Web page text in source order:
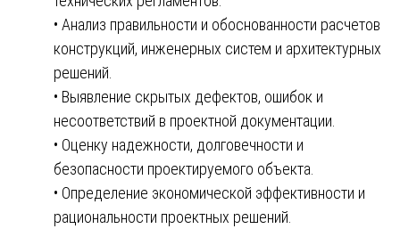
• Анализ правильности и обоснованности расчетов
конструкций, инженерных систем и архитектурных
решений.
• Выявление скрытых дефектов, ошибок и
несоответствий в проектной документации.
• Оценку надежности, долговечности и
безопасности проектируемого объекта.
• Определение экономической эффективности и
рациональности проектных решений.